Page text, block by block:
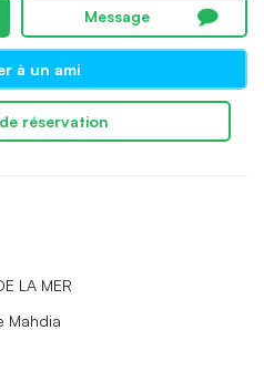
Message
à un ami
réservation
LA MER
Mahdia